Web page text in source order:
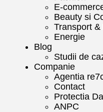
E-
Beauty si
Transport
Energie
Blog
Studii de
Companie
Agentia
Contact
Protectia
ANPC